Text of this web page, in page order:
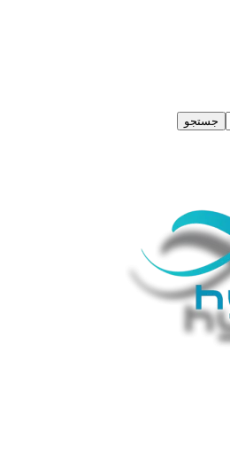
جستجو